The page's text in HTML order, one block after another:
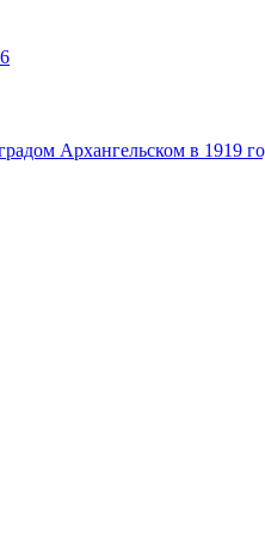
Архангельском в 1919